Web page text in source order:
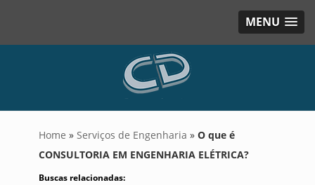
MENU
Home » Serviços de Engenharia » O que é
CONSULTORIA EM ENGENHARIA ELÉTRICA?
Buscas relacionadas: